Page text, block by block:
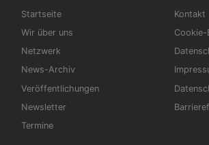
Hauptnavigation
Startseite
Wir über uns
Netzwerk
News-Archiv
Veröffentlichungen
Newsletter
Termine
Kontakt
Cookie-